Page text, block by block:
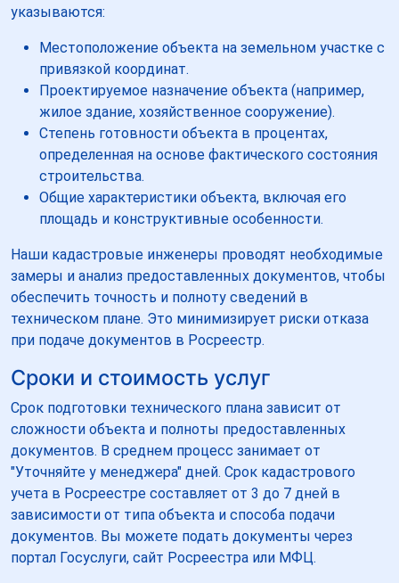
указываются:
Местоположение объекта на земельном участке с
привязкой координат.
Проектируемое назначение объекта (например,
жилое здание, хозяйственное сооружение).
Степень готовности объекта в процентах,
определенная на основе фактического состояния
строительства.
Общие характеристики объекта, включая его
площадь и конструктивные особенности.
Наши кадастровые инженеры проводят необходимые
замеры и анализ предоставленных документов, чтобы
обеспечить точность и полноту сведений в
техническом плане. Это минимизирует риски отказа
при подаче документов в Росреестр.
Сроки и стоимость услуг
Срок подготовки технического плана зависит от
сложности объекта и полноты предоставленных
документов. В среднем процесс занимает от
"Уточняйте у менеджера" дней. Срок кадастрового
учета в Росреестре составляет от 3 до 7 дней в
зависимости от типа объекта и способа подачи
документов. Вы можете подать документы через
портал Госуслуги, сайт Росреестра или МФЦ.